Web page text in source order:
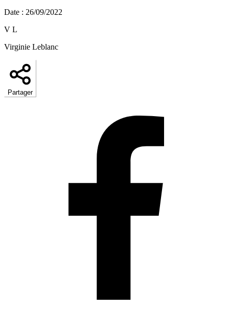
Date : 26/09/2022
V L
Virginie Leblanc
Partager